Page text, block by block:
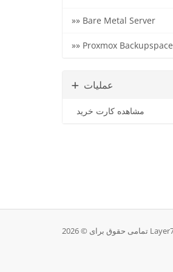
»» Bare Metal Server
»» Proxmox Backupspace
عملیات
مشاهده کارت خرید